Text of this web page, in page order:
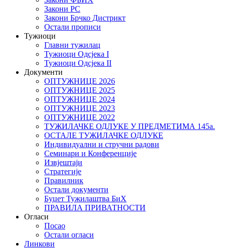
Закони РС
Закони Брчко Дистрикт
Остали прописи
Тужиоци
Главни тужилац
Тужиоци Oдсјекa I
Тужиоци Oдсјекa II
Документи
ОПТУЖНИЦЕ 2026
ОПТУЖНИЦЕ 2025
ОПТУЖНИЦЕ 2024
ОПТУЖНИЦЕ 2023
ОПТУЖНИЦЕ 2022
ТУЖИЛАЧКЕ ОДЛУКЕ У ПРЕДМЕТИМА 145а.
ОСТАЛЕ ТУЖИЛАЧКЕ ОДЛУКЕ
Индивидуални и стручни радови
Семинари и Конференције
Извјештаји
Стратегије
Правилник
Остали документи
Буџет Тужилаштва БиХ
ПРАВИЛА ПРИВАТНОСТИ
Огласи
Посао
Остали огласи
Линкови